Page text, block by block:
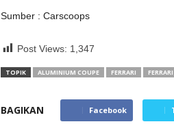
Sumber : Carscoops
Post Views: 1,347
TOPIK ALUMINIUM COUPE FERRARI
BAGIKAN Facebook